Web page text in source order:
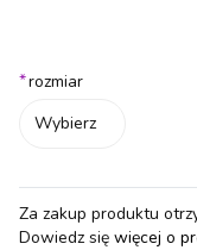
Poszczególne warianty
*rozmiar
Wybierz
Za zakup produktu
Dowiedz się więcej o